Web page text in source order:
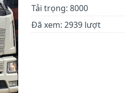
Tải trọng: 8000
Đã xem: 2939 lượt